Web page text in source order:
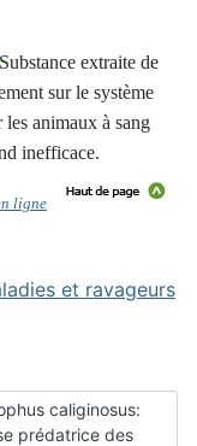
Substance extraite de
sur le système
les animaux à sang
inefficace.
ligne
et ravageurs
parasitant les fruits du
: Macrolophus
caliginosus:
prédatrice des